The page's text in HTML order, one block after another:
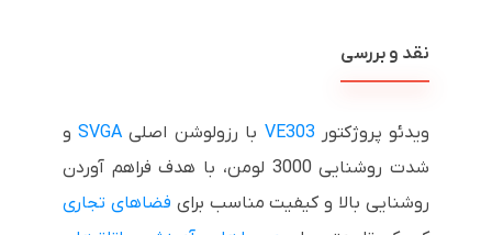
نقد و بررسی
ویدئو پروژکتور VE303 با رزولوشن اصلی SVGAو
شدت روشنایی 3000 لومن، با هدف فراهم آوردن
روشنایی بالا و کیفیت مناسب برای فضاهای تجاری